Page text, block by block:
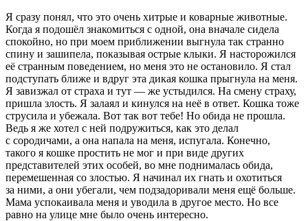
Я сразу понял, что это очень хитрые и коварные животные.
Когда я подошёл знакомиться с одной, она вначале сидела
спокойно, но при моем приближении выгнула так странно
спину и зашипела, показывая острые клыки. Я насторожился
её странным поведением, но меня это не остановило. Я стал
подступать ближе и вдруг эта дикая кошка прыгнула на меня.
Я завизжал от страха и тут — же устыдился. На смену страху,
пришла злость. Я залаял и кинулся на неё в ответ. Кошка тоже
струсила и убежала. Вот так вот тебе! Но обида не прошла.
Ведь я же хотел с ней подружиться, как это делал
с сородичами, а она напала на меня, испугала. Конечно,
такого я кошке простить не мог и при виде других
представителей этих особей, во мне поднималась обида,
перемешенная со злостью. Я начинал их гнать и охотиться
за ними, а они убегали, чем подзадоривали меня ещё больше.
Мама успокаивала меня и уводила в другое место. Но все
равно на улице мне было очень интересно.